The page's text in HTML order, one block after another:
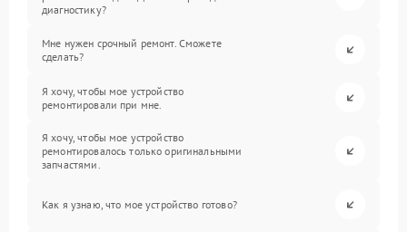
диагностику?
Мне нужен срочный ремонт. Сможете
сделать?
Я хочу, чтобы мое устройство
ремонтировали при мне.
Я хочу, чтобы мое устройство
ремонтировалось только оригинальными
запчастями.
Как я узнаю, что мое устройство готово?